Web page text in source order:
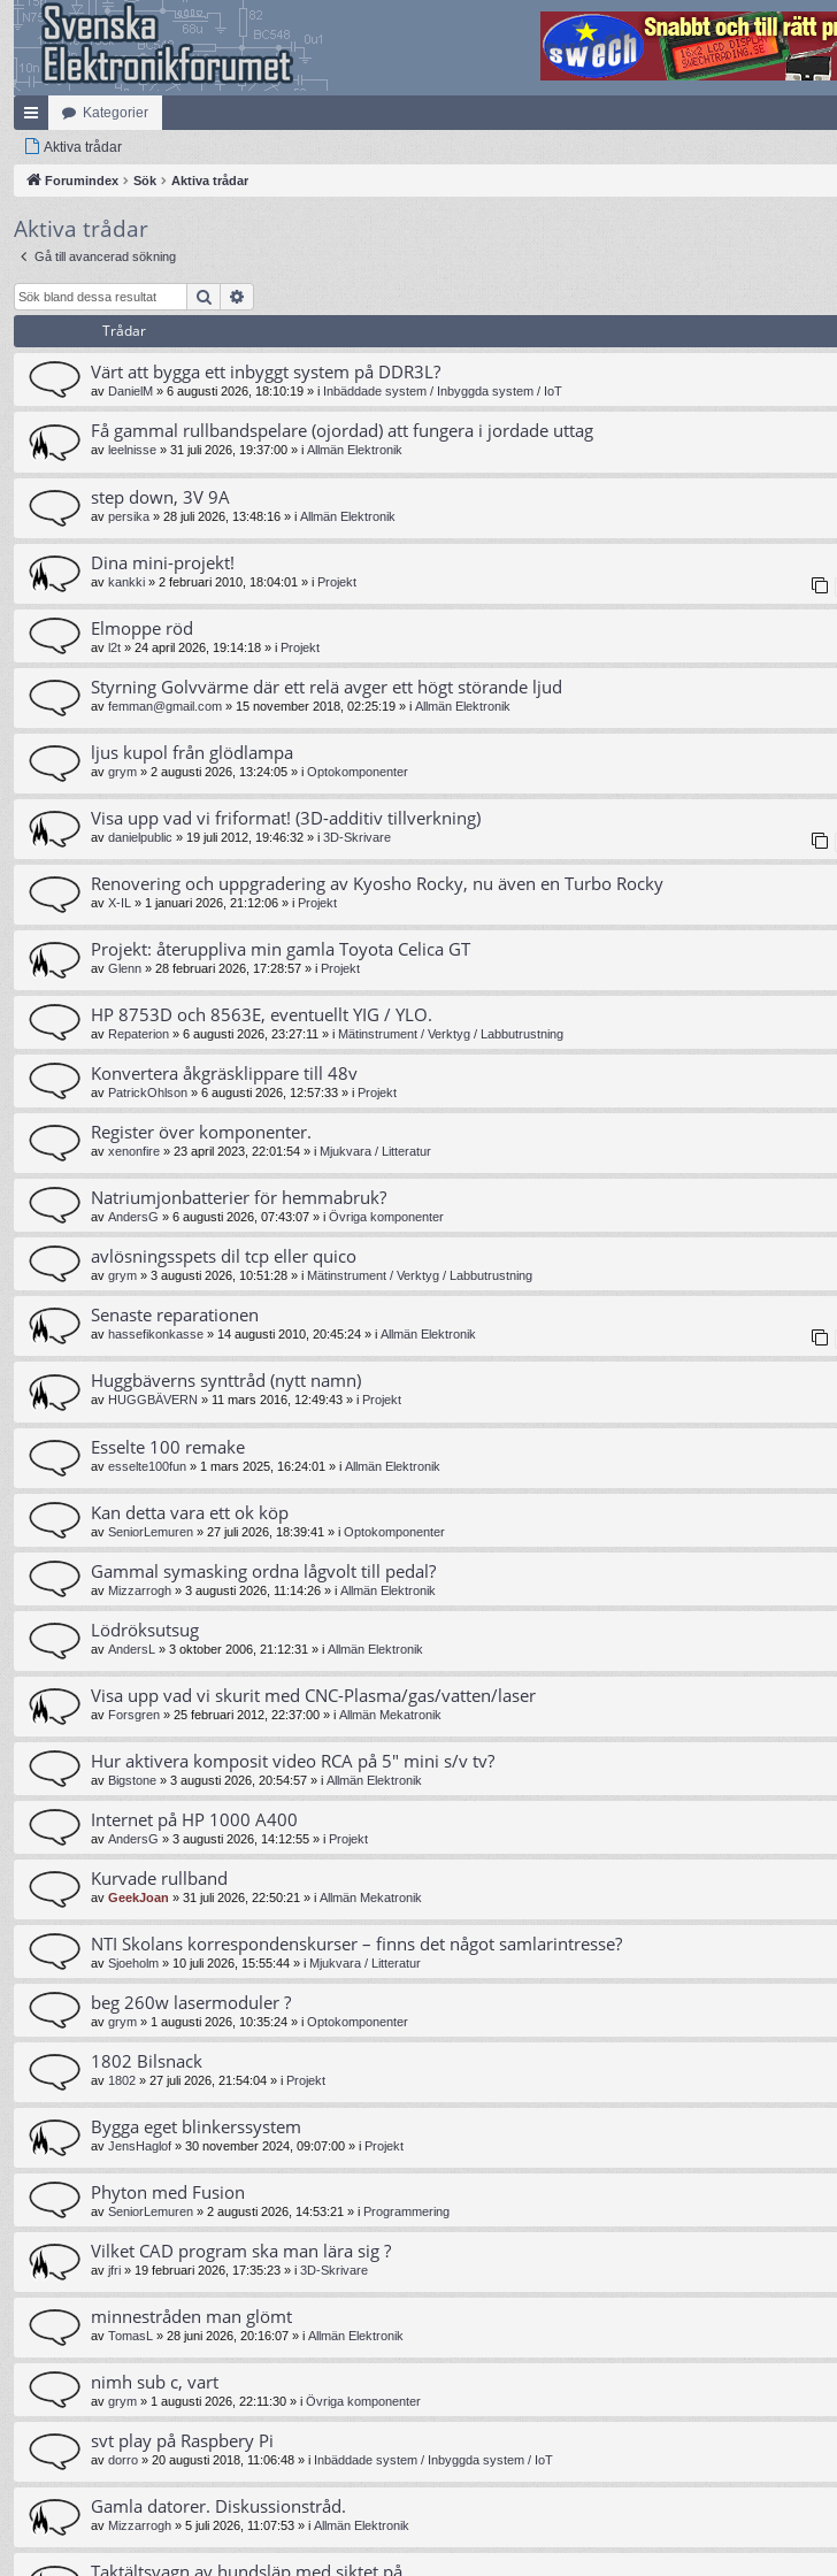
na
bb
lä
nk
ar
Kategorier
Aktiva trådar
Forumindex Sök Aktiva trådar
Aktiva trådar
Gå till avancerad sökning
Sök
Trådar
Värt att bygga ett inbyggt system på DDR3L?
av DanielM » 6 augusti 2026, 18:10:19 » i Inbäddade system / Inbyggda system / IoT
Få gammal rullbandspelare (ojordad) att fungera i jordade uttag
av leelnisse » 31 juli 2026, 19:37:00 » i Allmän Elektronik
step down, 3V 9A
av persika » 28 juli 2026, 13:48:16 » i Allmän Elektronik
Dina mini-projekt!
av kankki » 2 februari 2010, 18:04:01 » i Projekt
Elmoppe röd
av l2t » 24 april 2026, 19:14:18 » i Projekt
Styrning Golvvärme där ett relä avger ett högt störande ljud
av femman@gmail.com » 15 november 2018, 02:25:19 » i Allmän Elektronik
ljus kupol från glödlampa
av grym » 2 augusti 2026, 13:24:05 » i Optokomponenter
Visa upp vad vi friformat! (3D-additiv tillverkning)
av danielpublic » 19 juli 2012, 19:46:32 » i 3D-Skrivare
Renovering och uppgradering av Kyosho Rocky, nu även en Turbo Rocky
av X-IL » 1 januari 2026, 21:12:06 » i Projekt
Projekt: återuppliva min gamla Toyota Celica GT
av Glenn » 28 februari 2026, 17:28:57 » i Projekt
HP 8753D och 8563E, eventuellt YIG / YLO.
av Repaterion » 6 augusti 2026, 23:27:11 » i Mätinstrument / Verktyg / Labbutrustning
Konvertera åkgräsklippare till 48v
av PatrickOhlson » 6 augusti 2026, 12:57:33 » i Projekt
Register över komponenter.
av xenonfire » 23 april 2023, 22:01:54 » i Mjukvara / Litteratur
Natriumjonbatterier för hemmabruk?
av AndersG » 6 augusti 2026, 07:43:07 » i Övriga komponenter
avlösningsspets dil tcp eller quico
av grym » 3 augusti 2026, 10:51:28 » i Mätinstrument / Verktyg / Labbutrustning
Senaste reparationen
av hassefikonkasse » 14 augusti 2010, 20:45:24 » i Allmän Elektronik
Huggbäverns synttråd (nytt namn)
av HUGGBÄVERN » 11 mars 2016, 12:49:43 » i Projekt
Esselte 100 remake
av esselte100fun » 1 mars 2025, 16:24:01 » i Allmän Elektronik
Kan detta vara ett ok köp
av SeniorLemuren » 27 juli 2026, 18:39:41 » i Optokomponenter
Gammal symasking ordna lågvolt till pedal?
av Mizzarrogh » 3 augusti 2026, 11:14:26 » i Allmän Elektronik
Lödröksutsug
av AndersL » 3 oktober 2006, 21:12:31 » i Allmän Elektronik
Visa upp vad vi skurit med CNC-Plasma/gas/vatten/laser
av Forsgren » 25 februari 2012, 22:37:00 » i Allmän Mekatronik
Hur aktivera komposit video RCA på 5" mini s/v tv?
av Bigstone » 3 augusti 2026, 20:54:57 » i Allmän Elektronik
Internet på HP 1000 A400
av AndersG » 3 augusti 2026, 14:12:55 » i Projekt
Kurvade rullband
av GeekJoan » 31 juli 2026, 22:50:21 » i Allmän Mekatronik
NTI Skolans korrespondenskurser – finns det något samlarintresse?
av Sjoeholm » 10 juli 2026, 15:55:44 » i Mjukvara / Litteratur
beg 260w lasermoduler ?
av grym » 1 augusti 2026, 10:35:24 » i Optokomponenter
1802 Bilsnack
av 1802 » 27 juli 2026, 21:54:04 » i Projekt
Bygga eget blinkerssystem
av JensHaglof » 30 november 2024, 09:07:00 » i Projekt
Phyton med Fusion
av SeniorLemuren » 2 augusti 2026, 14:53:21 » i Programmering
Vilket CAD program ska man lära sig ?
av jfri » 19 februari 2026, 17:35:23 » i 3D-Skrivare
minnestråden man glömt
av TomasL » 28 juni 2026, 20:16:07 » i Allmän Elektronik
nimh sub c, vart
av grym » 1 augusti 2026, 22:11:30 » i Övriga komponenter
svt play på Raspbery Pi
av dorro » 20 augusti 2018, 11:06:48 » i Inbäddade system / Inbyggda system / IoT
Gamla datorer. Diskussionstråd.
av Mizzarrogh » 5 juli 2026, 11:07:53 » i Allmän Elektronik